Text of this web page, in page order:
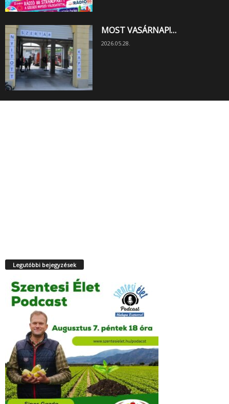
MOST VASÁRNAP!…
2026.05.28.
Legutóbbi bejegyzések